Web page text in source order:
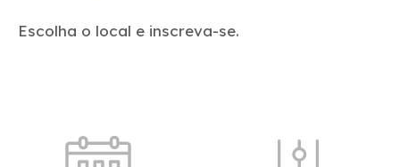
Escolha o local e inscreva-se.